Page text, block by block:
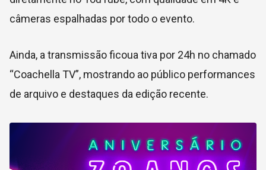
câmeras espalhadas por todo o evento.
Ainda, a transmissão ficoua tiva por 24h no chamado
“Coachella TV”, mostrando ao público performances
de arquivo e destaques da edição recente.